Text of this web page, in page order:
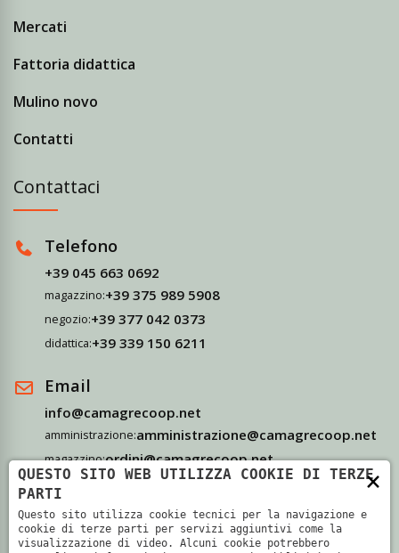
Mercati
Fattoria didattica
Mulino novo
Contatti
Contattaci
Telefono
+39 045 663 0692
magazzino:+39 375 989 5908
negozio:+39 377 042 0373
didattica:+39 339 150 6211
Email
info@camagrecoop.net
amministrazione:amministrazione@camagrecoop.net
magazzino:ordini@camagrecoop.net
didattica:didattica@camagrecoop.net
Indirizzo
×
QUESTO SITO WEB UTILIZZA COOKIE DI TERZE
PARTI
Questo sito utilizza cookie tecnici per la navigazione e
cookie di terze parti per servizi aggiuntivi come la
visualizzazione di video. Alcuni cookie potrebbero